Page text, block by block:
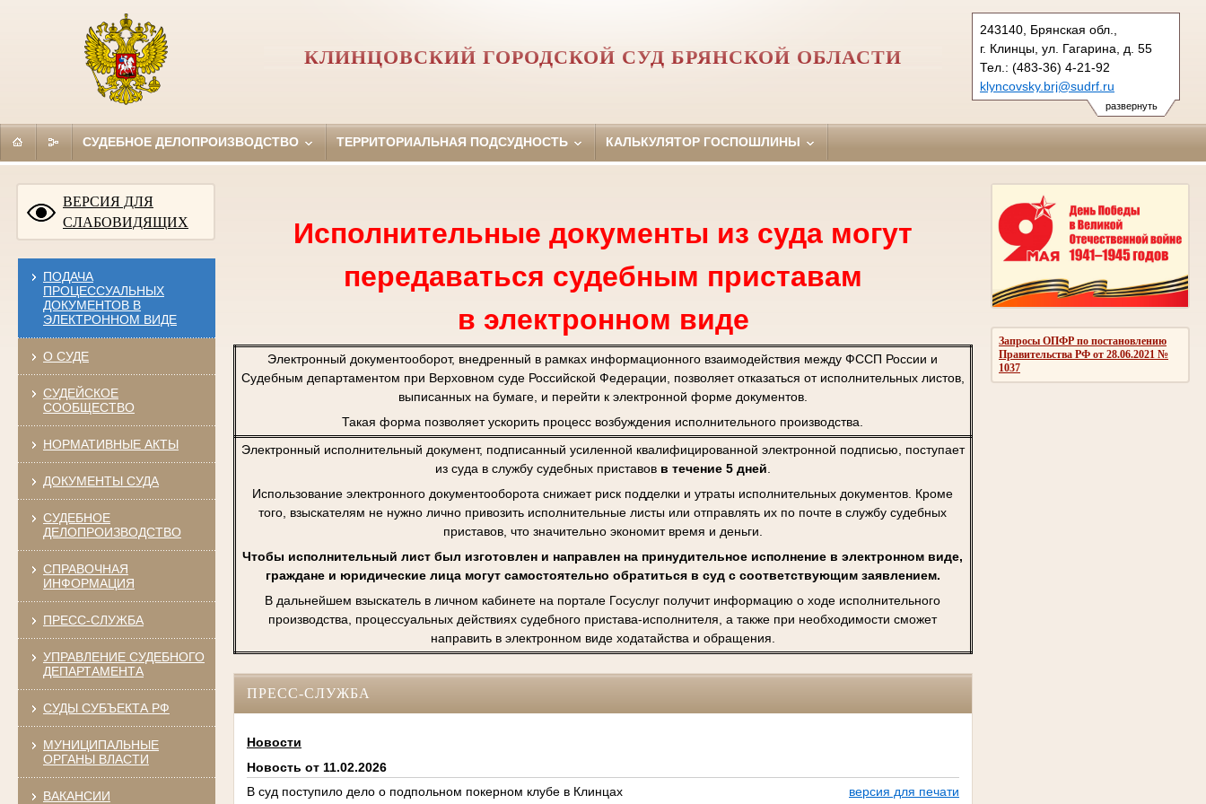
развернуть
243140, Брянская обл.,
г. Клинцы, ул. Гагарина, д. 55
Тел.: (483-36) 4-21-92
klyncovsky.brj@sudrf.ru
КЛИНЦОВСКИЙ ГОРОДСКОЙ СУД БРЯНСКОЙ ОБЛАСТИ
СУДЕБНОЕ ДЕЛОПРОИЗВОДСТВО ТЕРРИТОРИАЛЬНАЯ ПОДСУДНОСТЬ КАЛЬКУЛЯТОР ГОСПОШЛИНЫ
ВЕРСИЯ ДЛЯ
СЛАБОВИДЯЩИХ
ПОДАЧА
ПРОЦЕССУАЛЬНЫХ
ДОКУМЕНТОВ В
ЭЛЕКТРОННОМ ВИДЕ
О СУДЕ
СУДЕЙСКОЕ
СООБЩЕСТВО
НОРМАТИВНЫЕ АКТЫ
ДОКУМЕНТЫ СУДА
СУДЕБНОЕ
ДЕЛОПРОИЗВОДСТВО
СПРАВОЧНАЯ
ИНФОРМАЦИЯ
ПРЕСС-СЛУЖБА
УПРАВЛЕНИЕ СУДЕБНОГО
ДЕПАРТАМЕНТА
СУДЫ СУБЪЕКТА РФ
МУНИЦИПАЛЬНЫЕ
ОРГАНЫ ВЛАСТИ
ВАКАНСИИ
Запросы ОПФР по постановлению
Правительства РФ от 28.06.2021 №
1037
Исполнительные документы из суда могут
передаваться судебным приставам
в электронном виде
Электронный документооборот, внедренный в рамках информационного взаимодействия между ФССП России и
Судебным департаментом при Верховном суде Российской Федерации, позволяет отказаться от исполнительных листов,
выписанных на бумаге, и перейти к электронной форме документов.
Такая форма позволяет ускорить процесс возбуждения исполнительного производства.
Электронный исполнительный документ, подписанный усиленной квалифицированной электронной подписью, поступает
из суда в службу судебных приставов в течение 5 дней.
Использование электронного документооборота снижает риск подделки и утраты исполнительных документов. Кроме
того, взыскателям не нужно лично привозить исполнительные листы или отправлять их по почте в службу судебных
приставов, что значительно экономит время и деньги.
Чтобы исполнительный лист был изготовлен и направлен на принудительное исполнение в электронном виде,
граждане и юридические лица могут самостоятельно обратиться в суд с соответствующим заявлением.
В дальнейшем взыскатель в личном кабинете на портале Госуслуг получит информацию о ходе исполнительного
производства, процессуальных действиях судебного пристава-исполнителя, а также при необходимости сможет
направить в электронном виде ходатайства и обращения.
ПРЕСС-СЛУЖБА
Новости
Новость от 11.02.2026
В суд поступило дело о подпольном покерном клубе в Клинцах
версия для печати